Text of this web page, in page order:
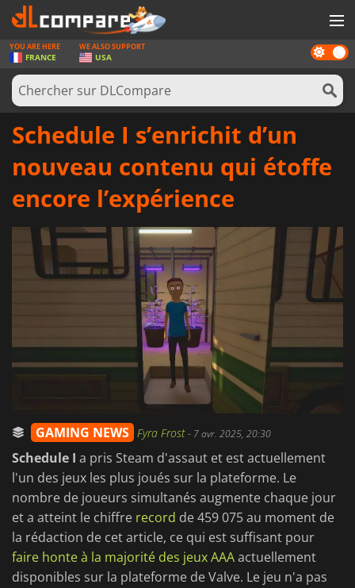
JEUX
CARTES PRÉPAYÉES
LOGICIELS
SE CONNECTER OU S'INSCRIRE
Dark
mode
YOU ARE HERE
FRANCE
WE ALSO SUPPORT
USA
Schedule I s’enrichit d’un
nouveau contenu qui étoffe
encore l’expérience
GAMING NEWS Fyra Frost- 7 avr. 2025, 20:30
Schedule I a pris Steam d'assaut et est actuellement
l'un des jeux les plus joués sur la plateforme. Le
nombre de joueurs simultanés augmente chaque jour
et a atteint le chiffre record de 459 075 au moment de
la rédaction de cet article, ce qui est suffisant pour
faire honte à la majorité des jeux AAAactuellement
disponibles sur la plateforme de Valve. Le jeu n'a pas